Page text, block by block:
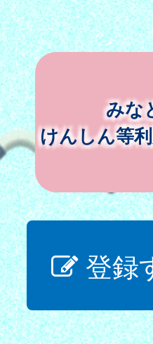
みな
けんしん等
登録